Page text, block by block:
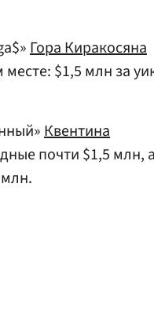
Гора Киракосяна
$1,5 млн за
Квентина
почти $1,5 млн,